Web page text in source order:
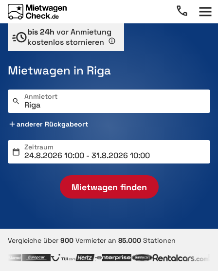
bis 24h vor Anmietung
kostenlos stornieren
Mietwagen in Riga
Anmietort
anderer Rückgabeort
Zeitraum
Mietwagen finden
Vergleiche über 900 Vermieter an 85.000 Stationen